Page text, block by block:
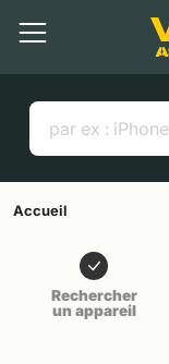
Contenu principal
Menu
Liens utiles
Accueil
Rechercher
un appareil